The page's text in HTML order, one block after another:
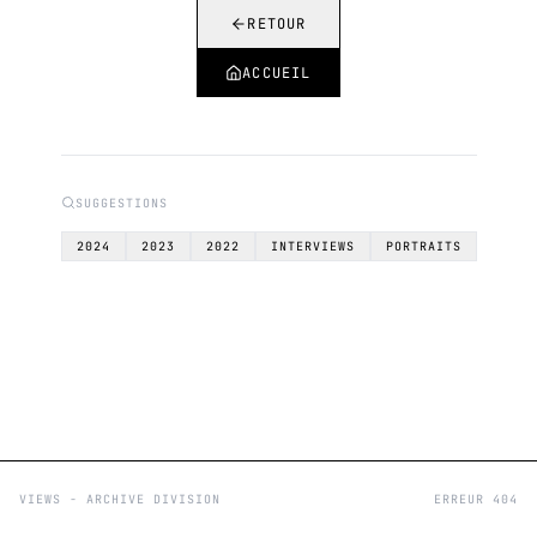
RETOUR
ACCUEIL
SUGGESTIONS
2024 2023 2022 INTERVIEWS PORTRAITS
VIEWS - ARCHIVE DIVISION ERREUR 404